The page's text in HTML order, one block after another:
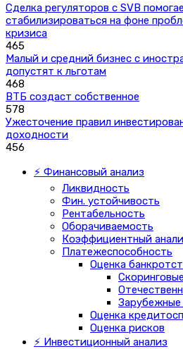
Сделка регуляторов с SVB
стабилизироваться на фоне
кризиса
465
Малый и средний бизнес с
допустят к льготам
468
ВТБ создаст собственное
578
Ужесточение правил
доходности
456
⚡ Финансовый анализ
Ликвидность
Фин. устойчивость
Рентабельность
Оборачиваемость
Коэффициентный
Платежеспособность
Оценка
Оценка
Оценка рисков
⚡ Инвестиционный анализ